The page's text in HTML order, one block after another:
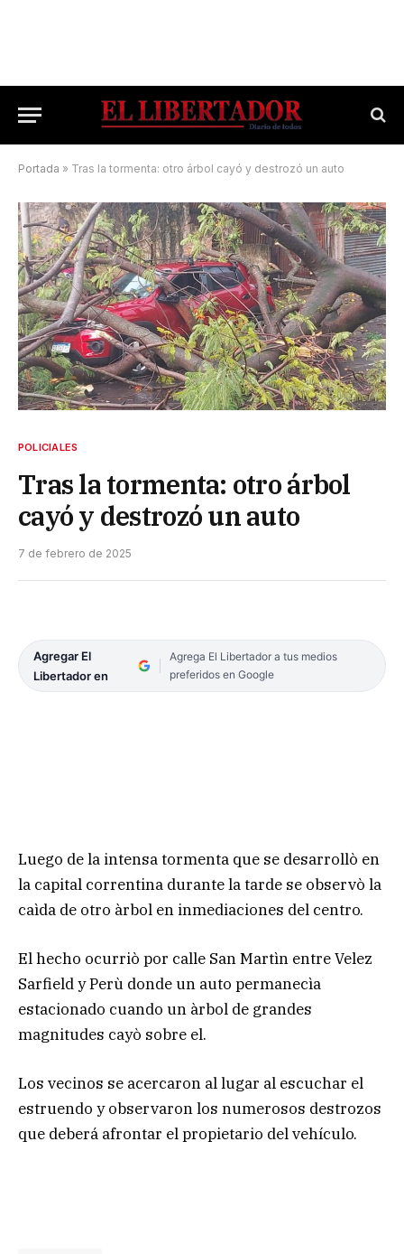
Portada » Tras la tormenta: otro árbol cayó y destrozó un auto
POLICIALES
Tras la tormenta: otro árbol
cayó y destrozó un auto
7 de febrero de 2025
Agregar El
Libertador en
Agrega El Libertador a tus medios
preferidos en Google
Luego de la intensa tormenta que se desarrollò en
la capital correntina durante la tarde se observò la
caìda de otro àrbol en inmediaciones del centro.
El hecho ocurriò por calle San Martìn entre Velez
Sarfield y Perù donde un auto permanecìa
estacionado cuando un àrbol de grandes
magnitudes cayò sobre el.
Los vecinos se acercaron al lugar al escuchar el
estruendo y observaron los numerosos destrozos
que deberá afrontar el propietario del vehículo.